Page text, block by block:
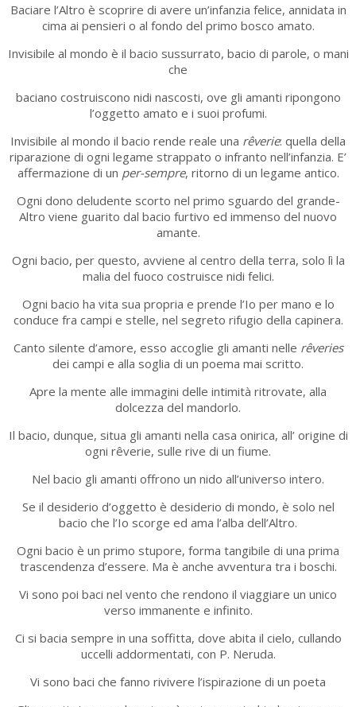
Baciare l’Altro è scoprire di avere un’infanzia felice, annidata in
cima ai pensieri o al fondo del primo bosco amato.
Invisibile al mondo è il bacio sussurrato, bacio di parole, o mani
che
baciano costruiscono nidi nascosti, ove gli amanti ripongono
l’oggetto amato e i suoi profumi.
Invisibile al mondo il bacio rende reale una rêverie: quella della
riparazione di ogni legame strappato o infranto nell’infanzia. E’
affermazione di un per-sempre, ritorno di un legame antico.
Ogni dono deludente scorto nel primo sguardo del grande-
Altro viene guarito dal bacio furtivo ed immenso del nuovo
amante.
Ogni bacio, per questo, avviene al centro della terra, solo lì la
malia del fuoco costruisce nidi felici.
Ogni bacio ha vita sua propria e prende l’Io per mano e lo
conduce fra campi e stelle, nel segreto rifugio della capinera.
Canto silente d’amore, esso accoglie gli amanti nelle rêveries
dei campi e alla soglia di un poema mai scritto.
Apre la mente alle immagini delle intimità ritrovate, alla
dolcezza del mandorlo.
Il bacio, dunque, situa gli amanti nella casa onirica, all’ origine di
ogni rêverie, sulle rive di un fiume.
Nel bacio gli amanti offrono un nido all’universo intero.
Se il desiderio d’oggetto è desiderio di mondo, è solo nel
bacio che l’Io scorge ed ama l’alba dell’Altro.
Ogni bacio è un primo stupore, forma tangibile di una prima
trascendenza d’essere. Ma è anche avventura tra i boschi.
Vi sono poi baci nel vento che rendono il viaggiare un unico
verso immanente e infinito.
Ci si bacia sempre in una soffitta, dove abita il cielo, cullando
uccelli addormentati, con P. Neruda.
Vi sono baci che fanno rivivere l’ispirazione di un poeta